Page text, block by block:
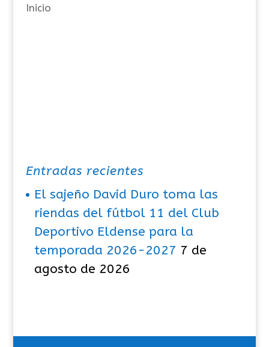
s
Inicio
Entradas recientes
El sajeño David Duro toma las
riendas del fútbol 11 del Club
Deportivo Eldense para la
temporada 2026-2027 7 de
agosto de 2026